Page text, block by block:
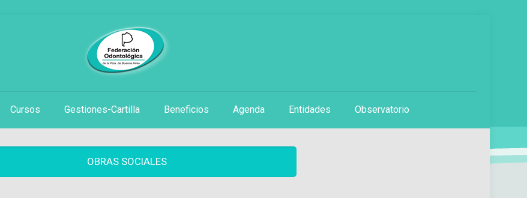
Cursos Gestiones-Cartilla Beneficios Agenda Entidades Observatorio
OBRAS SOCIALES